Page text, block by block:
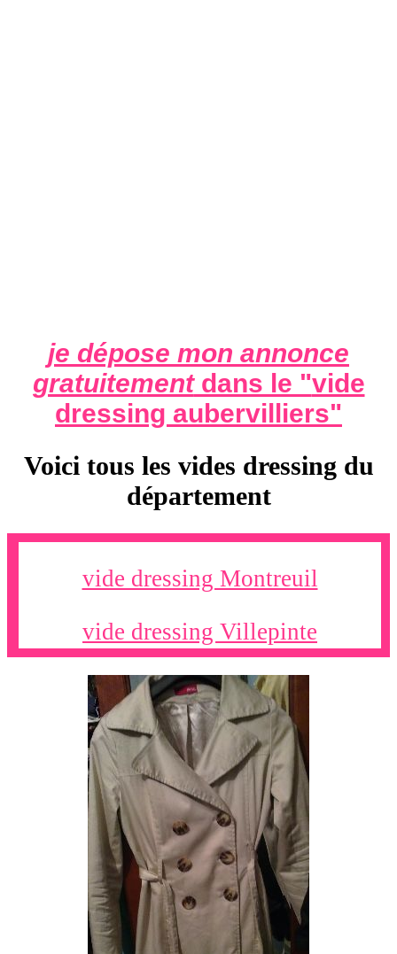
je dépose mon annonce
gratuitementdans le "vide
dressing aubervilliers"
Voici tous les vides dressing du
département
vide dressing Montreuil
vide dressing Villepinte